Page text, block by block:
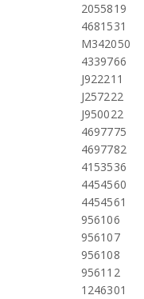
2055819
4681531
M342050
4339766
J922211
J257222
J950022
4697775
4697782
4153536
4454560
4454561
956106
956107
956108
956112
1246301